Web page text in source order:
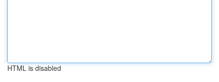
HTML is disabled